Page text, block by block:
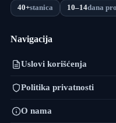
40+stanica 10–14dana
Navigacija
Uslovi korišćenja
Politika privatnosti
O nama